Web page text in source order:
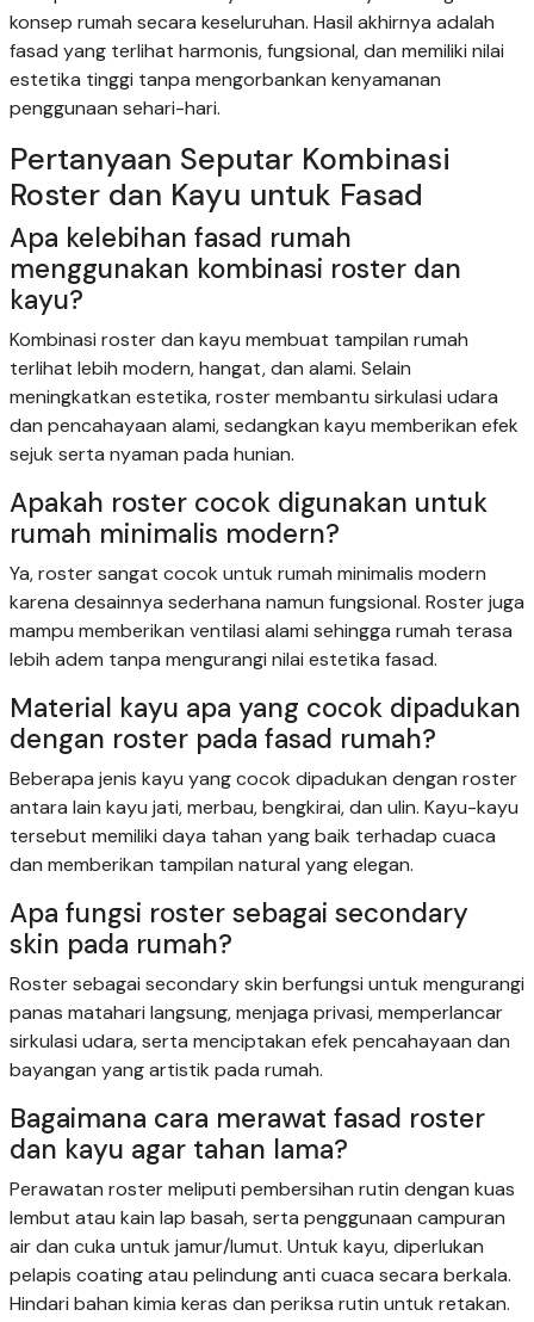
konsep rumah secara keseluruhan. Hasil akhirnya adalah
fasad yang terlihat harmonis, fungsional, dan memiliki nilai
estetika tinggi tanpa mengorbankan kenyamanan
penggunaan sehari-hari.
Pertanyaan Seputar Kombinasi
Roster dan Kayu untuk Fasad
Apa kelebihan fasad rumah
menggunakan kombinasi roster dan
kayu?
Kombinasi roster dan kayu membuat tampilan rumah
terlihat lebih modern, hangat, dan alami. Selain
meningkatkan estetika, roster membantu sirkulasi udara
dan pencahayaan alami, sedangkan kayu memberikan efek
sejuk serta nyaman pada hunian.
Apakah roster cocok digunakan untuk
rumah minimalis modern?
Ya, roster sangat cocok untuk rumah minimalis modern
karena desainnya sederhana namun fungsional. Roster juga
mampu memberikan ventilasi alami sehingga rumah terasa
lebih adem tanpa mengurangi nilai estetika fasad.
Material kayu apa yang cocok dipadukan
dengan roster pada fasad rumah?
Beberapa jenis kayu yang cocok dipadukan dengan roster
antara lain kayu jati, merbau, bengkirai, dan ulin. Kayu-kayu
tersebut memiliki daya tahan yang baik terhadap cuaca
dan memberikan tampilan natural yang elegan.
Apa fungsi roster sebagai secondary
skin pada rumah?
Roster sebagai secondary skin berfungsi untuk mengurangi
panas matahari langsung, menjaga privasi, memperlancar
sirkulasi udara, serta menciptakan efek pencahayaan dan
bayangan yang artistik pada rumah.
Bagaimana cara merawat fasad roster
dan kayu agar tahan lama?
Perawatan roster meliputi pembersihan rutin dengan kuas
lembut atau kain lap basah, serta penggunaan campuran
air dan cuka untuk jamur/lumut. Untuk kayu, diperlukan
pelapis coating atau pelindung anti cuaca secara berkala.
Hindari bahan kimia keras dan periksa rutin untuk retakan.